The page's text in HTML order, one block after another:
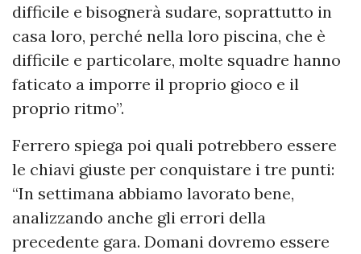
difficile e bisognerà sudare, soprattutto in
casa loro, perché nella loro piscina, che è
difficile e particolare, molte squadre hanno
faticato a imporre il proprio gioco e il
proprio ritmo”.
Ferrero spiega poi quali potrebbero essere
le chiavi giuste per conquistare i tre punti:
“In settimana abbiamo lavorato bene,
analizzando anche gli errori della
precedente gara. Domani dovremo essere